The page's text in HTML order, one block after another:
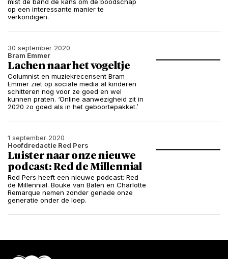
op een interessante manier te
verkondigen.
30 september 2020
Bram Emmer
Lachen naar het vogeltje
Columnist en muziekrecensent Bram
Emmer ziet op sociale media al kinderen
schitteren nog voor ze goed en wel
kunnen praten. ‘Online aanwezigheid zit in
2020 zo goed als in het geboortepakket.’
1 september 2020
Hoofdredactie Red Pers
Luister naar onze nieuwe
podcast: Red de Millennial
Red Pers heeft een nieuwe podcast: Red
de Millennial. Bouke van Balen en Charlotte
Remarque nemen zonder genade onze
generatie onder de loep.